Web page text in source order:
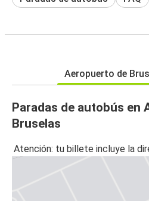
Aeropuerto de
Paradas de autobús en
Bruselas
Atención: tu billete incluye la